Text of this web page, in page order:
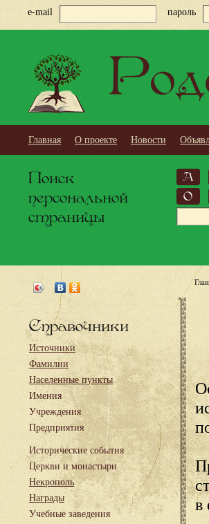
e-mail пароль
Главная О проекте Новости
Поиск
персональной
страницы
А
О
Справочники
Источники
Фамилии
Населенные пункты
Имения
Учреждения
Предприятия
Исторические события
Церкви и монастыри
Некрополь
Награды
Учебные заведения
в